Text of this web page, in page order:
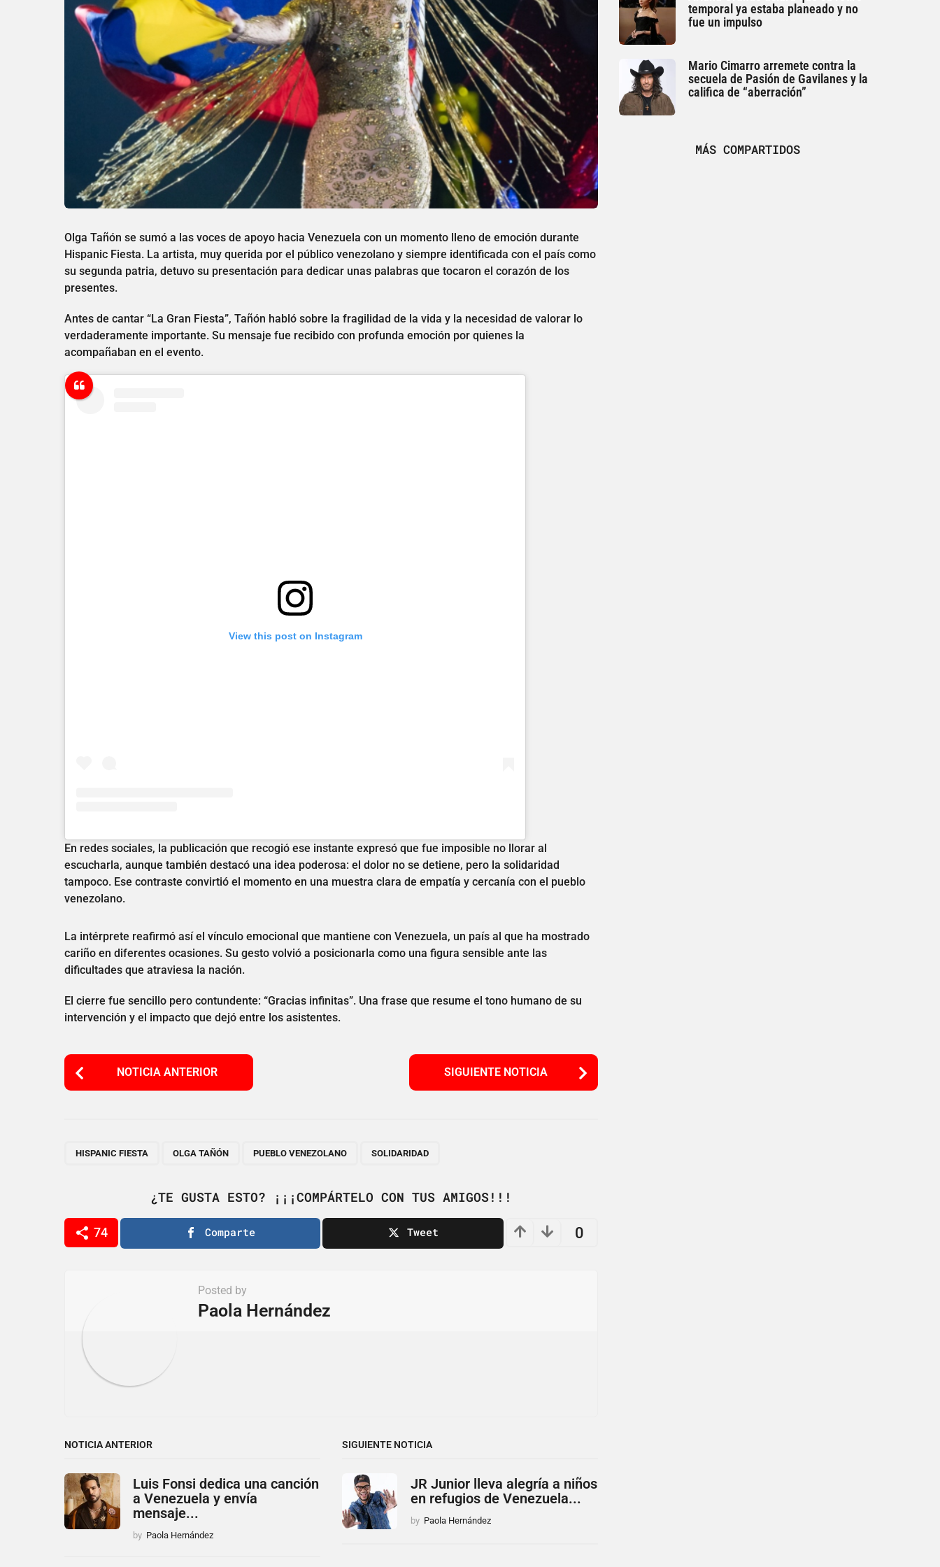
Olga Tañón se sumó a las voces de apoyo hacia Venezuela con un momento lleno de emoción durante
Hispanic Fiesta. La artista, muy querida por el público venezolano y siempre identificada con el país como
su segunda patria, detuvo su presentación para dedicar unas palabras que tocaron el corazón de los
presentes.
Antes de cantar “La Gran Fiesta”, Tañón habló sobre la fragilidad de la vida y la necesidad de valorar lo
verdaderamente importante. Su mensaje fue recibido con profunda emoción por quienes la
acompañaban en el evento.
View this post on Instagram
En redes sociales, la publicación que recogió ese instante expresó que fue imposible no llorar al
escucharla, aunque también destacó una idea poderosa: el dolor no se detiene, pero la solidaridad
tampoco. Ese contraste convirtió el momento en una muestra clara de empatía y cercanía con el pueblo
venezolano.
La intérprete reafirmó así el vínculo emocional que mantiene con Venezuela, un país al que ha mostrado
cariño en diferentes ocasiones. Su gesto volvió a posicionarla como una figura sensible ante las
dificultades que atraviesa la nación.
El cierre fue sencillo pero contundente: “Gracias infinitas”. Una frase que resume el tono humano de su
intervención y el impacto que dejó entre los asistentes.
P
o
P
i
n
NOTICIA ANTERIOR SIGUIENTE NOTICIA
HISPANIC FIESTA OLGA TAÑÓN PUEBLO VENEZOLANO SOLIDARIDAD
¿TE GUSTA ESTO? ¡¡¡COMPÁRTELO CON TUS AMIGOS!!!
74 0
Comparte Tweet
Posted by
Paola Hernández
NOTICIA ANTERIOR
Luis Fonsi dedica una canción
a Venezuela y envía
mensaje...
by Paola Hernández
SIGUIENTE NOTICIA
JR Junior lleva alegría a niños
en refugios de Venezuela...
by Paola Hernández
temporal ya estaba planeado y no
fue un impulso
Mario Cimarro arremete contra la
secuela de Pasión de Gavilanes y la
califica de “aberración”
MÁS COMPARTIDOS